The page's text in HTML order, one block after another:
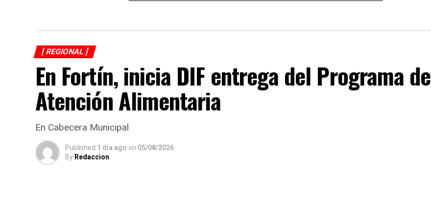
[ REGIONAL ]
En Fortín, inicia DIF entrega del Programa de
Atención Alimentaria
En Cabecera Municipal
Published 1 día ago on 05/08/2026
By Redaccion